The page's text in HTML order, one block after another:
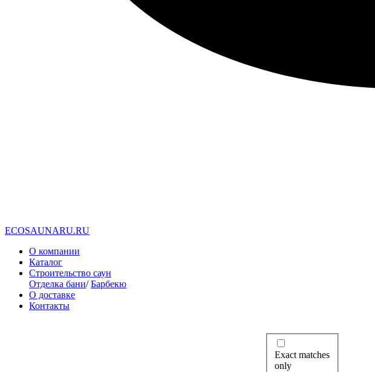
ECOSAUNARU.RU
О компании
Каталог
Строительство саун
Отделка бани/Барбекю
О доставке
Контакты
Exact matches
only